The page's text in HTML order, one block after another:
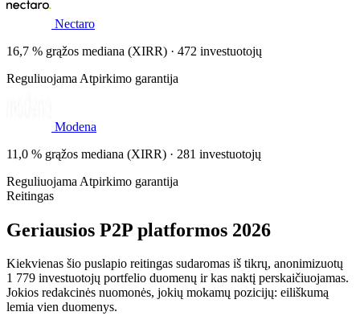
Nectaro
16,7 % grąžos mediana (XIRR) · 472 investuotojų
Reguliuojama Atpirkimo garantija
Modena
11,0 % grąžos mediana (XIRR) · 281 investuotojų
Reguliuojama Atpirkimo garantija
Reitingas
Geriausios P2P platformos 2026
Kiekvienas šio puslapio reitingas sudaromas iš tikrų, anonimizuotų
1 779 investuotojų portfelio duomenų ir kas naktį perskaičiuojamas.
Jokios redakcinės nuomonės, jokių mokamų pozicijų: eiliškumą
lemia vien duomenys.